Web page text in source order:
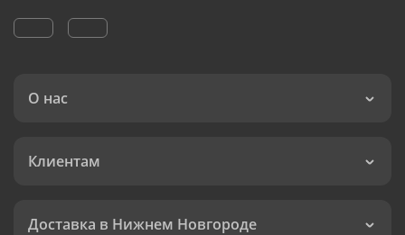
О нас
Клиентам
Доставка в Нижнем Новгороде